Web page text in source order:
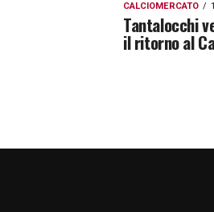
CALCIOMERCATO
Tantalocchi
il ritorno al